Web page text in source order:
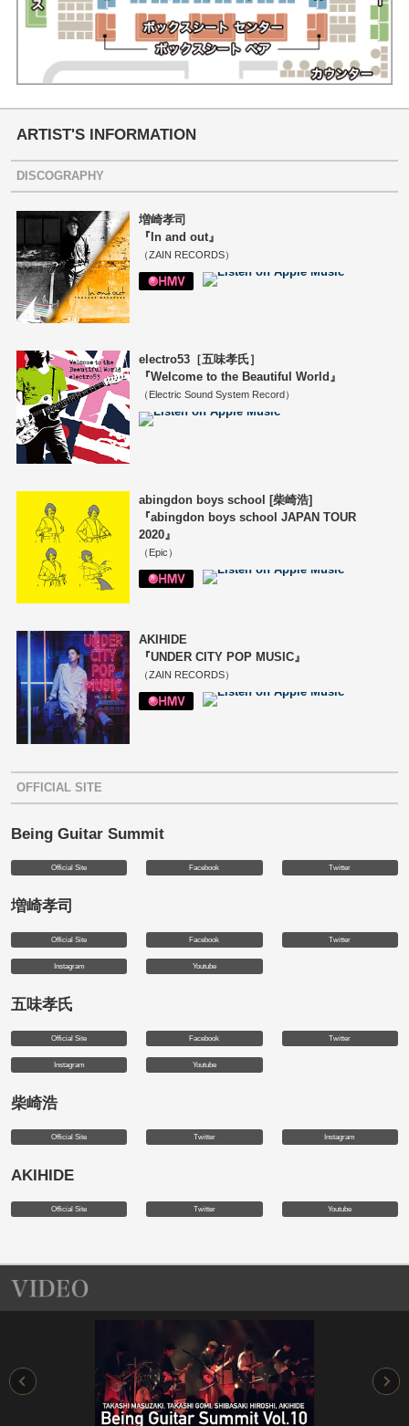
ARTIST'S INFORMATION
DISCOGRAPHY
増崎孝司
『In and out』
（ZAIN RECORDS）
electro53［五味孝氏］
『Welcome to the Beautiful World』
（Electric Sound System Record）
abingdon boys school [柴崎浩]
『abingdon boys school JAPAN TOUR
2020』
（Epic）
AKIHIDE
『UNDER CITY POP MUSIC』
（ZAIN RECORDS）
OFFICIAL SITE
Being Guitar Summit
Official Site Facebook Twitter
増崎孝司
Official Site Facebook Twitter
Instagram Youtube
五味孝氏
Official Site Facebook Twitter
Instagram Youtube
柴崎浩
Official Site Twitter Instagram
AKIHIDE
Official Site Twitter Youtube